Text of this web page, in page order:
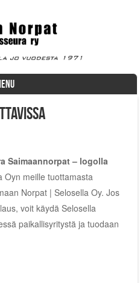
Saimaannorpat – logolla
Oyn meille tuottamasta
Norpat | Selosella Oy. Jos
voit käydä Selosella
paikallisyritystä ja tuodaan